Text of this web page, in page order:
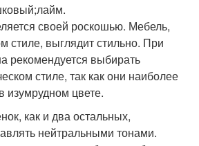
своей роскошью. Мебель,
стиле, выглядит стильно. При
рекомендуется выбирать
стиле, так как они наиболее
изумрудном цвете.
как и два остальных,
нейтральными тонами.